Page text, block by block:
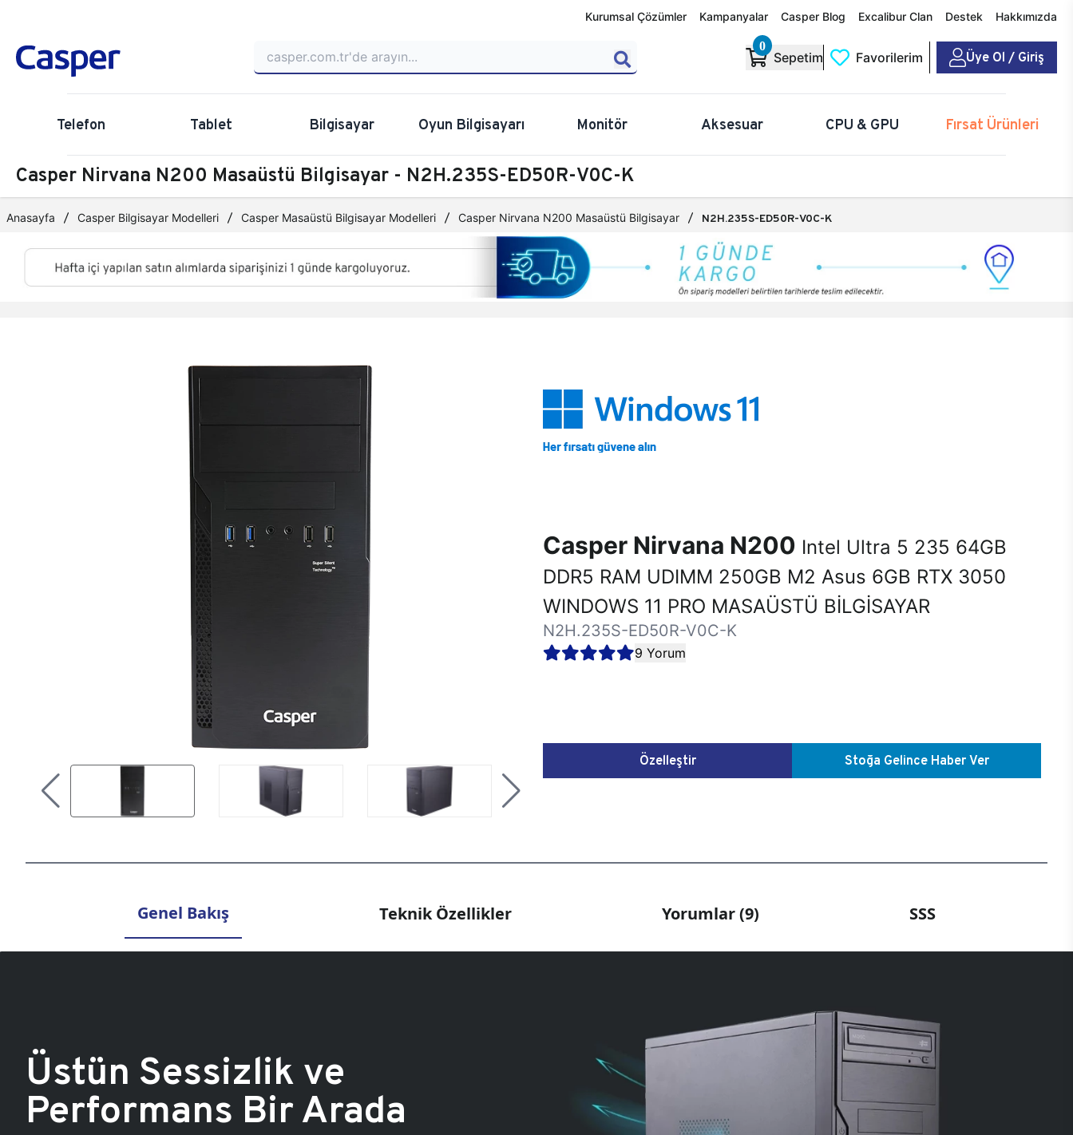
Kurumsal Çözümler Kampanyalar Casper Blog Excalibur Clan Destek Hakkımızda
0
Sepetim Favorilerim Üye Ol / Giriş
Telefon Tablet Bilgisayar Oyun Bilgisayarı Monitör Aksesuar CPU & GPU Fırsat Ürünleri
Casper Nirvana N200 Masaüstü Bilgisayar - N2H.235S-ED50R-V0C-K
Anasayfa Casper Bilgisayar Modelleri Casper Masaüstü Bilgisayar Modelleri Casper Nirvana N200 Masaüstü Bilgisayar N2H.235S-ED50R-V0C-K
Casper Nirvana N200 Intel Ultra 5 235 64GB
DDR5 RAM UDIMM 250GB M2 Asus 6GB RTX 3050
WINDOWS 11 PRO MASAÜSTÜ BİLGİSAYAR
N2H.235S-ED50R-V0C-K
9 Yorum
Özelleştir Stoğa Gelince Haber Ver
Genel Bakış Teknik Özellikler Yorumlar (9) SSS
Üstün Sessizlik ve
Performans Bir Arada